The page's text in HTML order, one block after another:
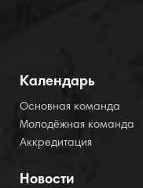
Календарь
Основная команда
Молодёжная команда
Аккредитация
Новости